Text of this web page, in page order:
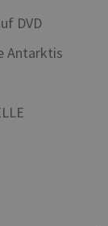
DVD
Antarktis